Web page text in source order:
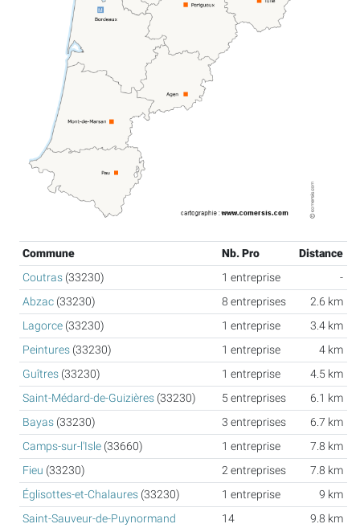
Commune Nb. Pro
Distance
Coutras (33230) 1 entreprise
-
Abzac (33230) 8 entreprises
2.6 km
Lagorce (33230) 1 entreprise
3.4 km
Peintures (33230) 1 entreprise
4 km
Guîtres (33230) 1 entreprise
4.5 km
Saint-Médard-de-Guizières (33230) 5 entreprises
6.1 km
Bayas (33230) 3 entreprises
6.7 km
Camps-sur-l'Isle (33660) 1 entreprise
7.8 km
Fieu (33230) 2 entreprises
7.8 km
Églisottes-et-Chalaures (33230) 1 entreprise
9 km
Saint-Sauveur-de-Puynormand
14
9.8 km